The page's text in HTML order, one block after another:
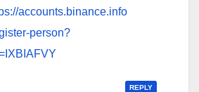
accounts.binance.info
person?
REPLY